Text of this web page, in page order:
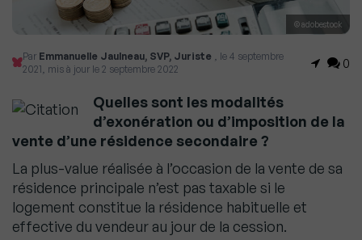
© adobestock
Par Emmanuelle Jaulneau, SVP, Juriste , le 4 septembre
2021, mis à jour le 2 septembre 2022
0
Quelles sont les modalités
d’exonération ou d’imposition de la
vente d’une résidence secondaire ?
La plus-value réalisée à l’occasion de la vente de sa
résidence principale n’est pas taxable si le
logement constitue la résidence habituelle et
effective du vendeur au jour de la cession.